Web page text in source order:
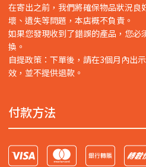
在寄出之前，我們將確保物品狀況良
壞、遺失等問題，本店概不負責。
如果您發現收到了錯誤的產品，您必
換。
自提政策：下單後，請在3個月內出
效，並不提供退款。
付款方法